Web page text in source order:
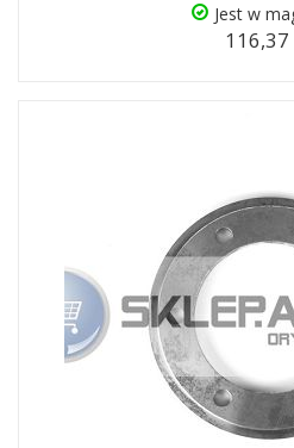
Jest w
116,37